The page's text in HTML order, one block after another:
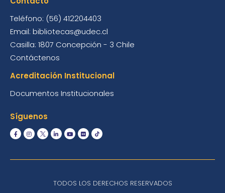
Teléfono: (56) 412204403
Email: bibliotecas@udec.cl
Casilla: 1807 Concepción - 3 Chile
Contáctenos
Acreditación Institucional
Documentos Institucionales
Síguenos
TODOS LOS DERECHOS RESERVADOS